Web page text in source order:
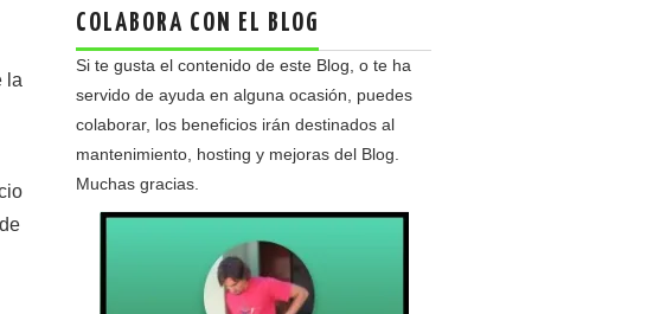
la
COLABORA CON EL BLOG
Si te gusta el contenido de este Blog, o te ha
servido de ayuda en alguna ocasión, puedes
colaborar, los beneficios irán destinados al
mantenimiento, hosting y mejoras del Blog.
Muchas gracias.